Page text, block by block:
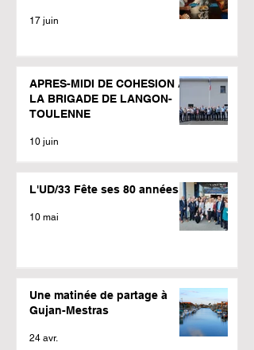
17 juin
APRES-MIDI DE COHESION A
LA BRIGADE DE LANGON-
TOULENNE
10 juin
L'UD/33 Fête ses 80 années
10 mai
Une matinée de partage à
Gujan-Mestras
24 avr.